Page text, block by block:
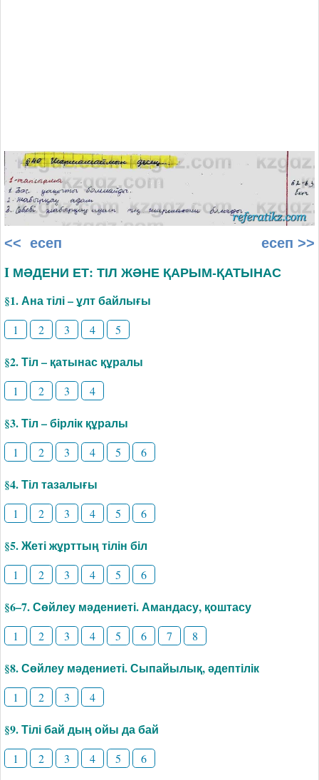
<< есеп есеп >>
I МӘДЕНИ ЕТ: ТІЛ ЖӘНЕ ҚАРЫМ-ҚАТЫНАС
§1. Ана тілі – ұлт байлығы
1 2 3 4 5
§2. Тіл – қатынас құралы
1 2 3 4
§3. Тіл – бірлік құралы
1 2 3 4 5 6
§4. Тіл тазалығы
1 2 3 4 5 6
§5. Жеті жұрттың тілін біл
1 2 3 4 5 6
§6–7. Сөйлеу мәдениеті. Амандасу, қоштасу
1 2 3 4 5 6 7 8
§8. Сөйлеу мәдениеті. Сыпайылық, әдептілік
1 2 3 4
§9. Тілі бай дың ойы да бай
1 2 3 4 5 6